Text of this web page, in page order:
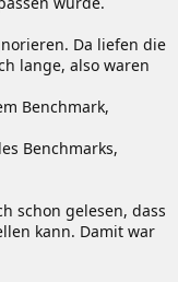
Da liefen die
lange, also waren
Benchmark,
Benchmarks,
schon gelesen, dass
kann. Damit war